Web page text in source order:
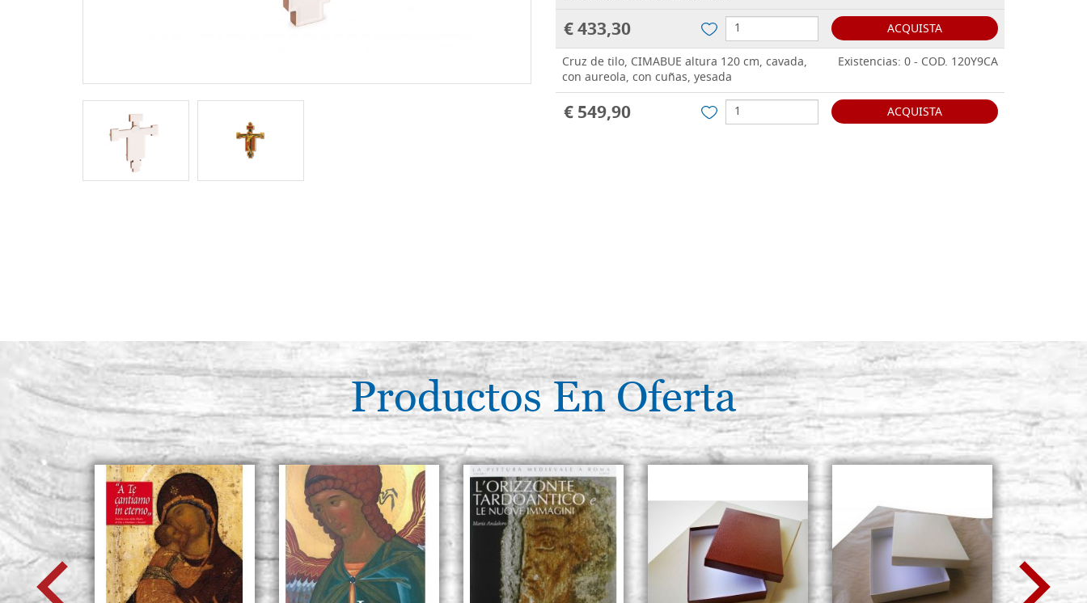
€ 433,30
ACQUISTA
Cruz de tilo, CIMABUE altura 120 cm, cavada,
con aureola, con cuñas, yesada
Existencias: 0 - COD. 120Y9CA
€ 549,90 ACQUISTA
Productos En Oferta